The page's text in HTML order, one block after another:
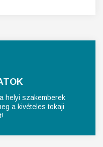
helyi szakemberek
a kivételes tokaji